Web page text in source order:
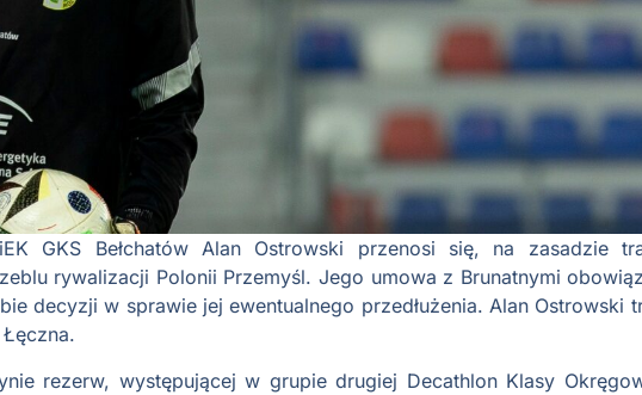
GKS Bełchatów Alan Ostrowski przenosi się, na zasadzie
rywalizacji Polonii Przemyśl. Jego umowa z Brunatnymi
decyzji w sprawie jej ewentualnego przedłużenia. Alan Ostrowski
rezerw, występującej w grupie drugiej Decathlon Klasy